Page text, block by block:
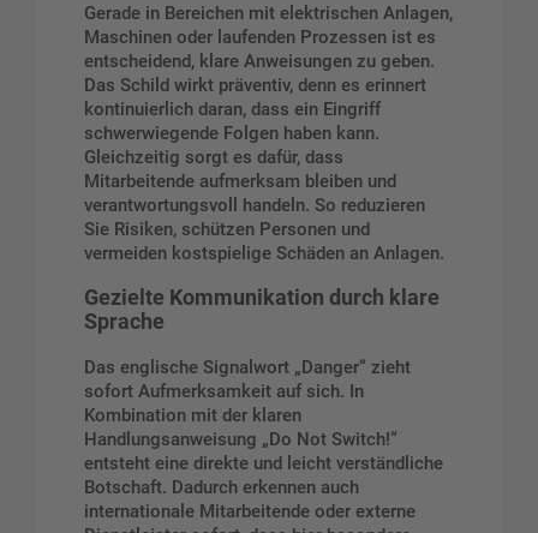
Gerade in Bereichen mit elektrischen Anlagen,
Maschinen oder laufenden Prozessen ist es
entscheidend, klare Anweisungen zu geben.
Das Schild wirkt präventiv, denn es erinnert
kontinuierlich daran, dass ein Eingriff
schwerwiegende Folgen haben kann.
Gleichzeitig sorgt es dafür, dass
Mitarbeitende aufmerksam bleiben und
verantwortungsvoll handeln. So reduzieren
Sie Risiken, schützen Personen und
vermeiden kostspielige Schäden an Anlagen.
Gezielte Kommunikation durch klare
Sprache
Das englische Signalwort „Danger“ zieht
sofort Aufmerksamkeit auf sich. In
Kombination mit der klaren
Handlungsanweisung „Do Not Switch!“
entsteht eine direkte und leicht verständliche
Botschaft. Dadurch erkennen auch
internationale Mitarbeitende oder externe